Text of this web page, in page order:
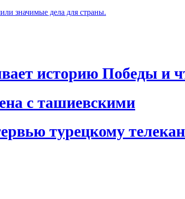
значимые дела для страны.
историю Победы и
с ташиевскими
турецкому